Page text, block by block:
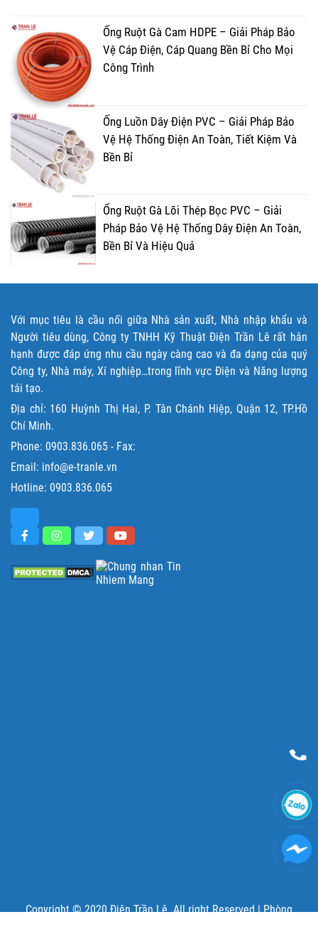
Ống Ruột Gà Cam HDPE – Giải Pháp Bảo
Vệ Cáp Điện, Cáp Quang Bền Bỉ Cho Mọi
Công Trình
Ống Luồn Dây Điện PVC – Giải Pháp Bảo
Vệ Hệ Thống Điện An Toàn, Tiết Kiệm Và
Bền Bỉ
Ống Ruột Gà Lõi Thép Bọc PVC – Giải
Pháp Bảo Vệ Hệ Thống Dây Điện An Toàn,
Bền Bỉ Và Hiệu Quả
Với mục tiêu là cầu nối giữa Nhà sản xuất, Nhà nhập khẩu và
Người tiêu dùng, Công ty TNHH Kỹ Thuật Điện Trần Lê rất hân
hạnh được đáp ứng nhu cầu ngày càng cao và đa dạng của quý
Công ty, Nhà máy, Xí nghiệp…trong lĩnh vực Điện và Năng lượng
tái tạo.
Địa chỉ: 160 Huỳnh Thị Hai, P. Tân Chánh Hiệp, Quận 12, TP.Hồ
Chí Minh.
Phone: 0903.836.065 - Fax:
Email: info@e-tranle.vn
Hotline: 0903.836.065
Copyright © 2020 Điện Trần Lê. All right Reserved |Phòng